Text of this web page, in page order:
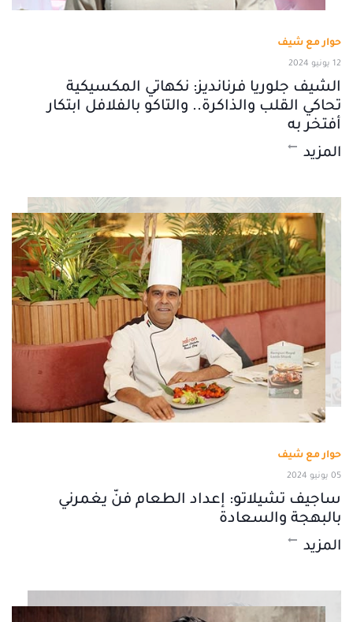
حوار مع شيف
12 يونيو 2024
الشيف جلوريا فرنانديز: نكهاتي المكسيكية
تحاكي القلب والذاكرة.. والتاكو بالفلافل ابتكار
أفتخر به
المزيد
حوار مع شيف
05 يونيو 2024
ساجيف تشيلاتو: إعداد الطعام فنّ يغمرني
بالبهجة والسعادة
المزيد